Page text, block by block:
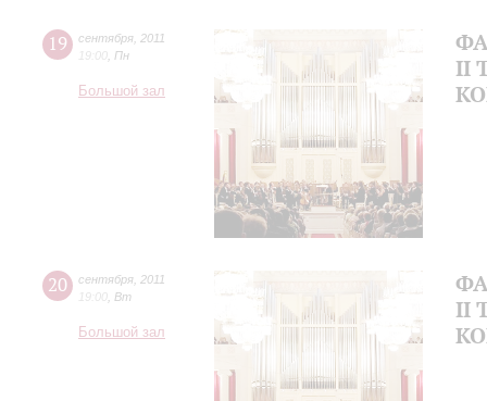
19 сентября 2011
19:00 Пн
Большой зал
II
20 сентября 2011
19:00 Вт
Большой зал
II